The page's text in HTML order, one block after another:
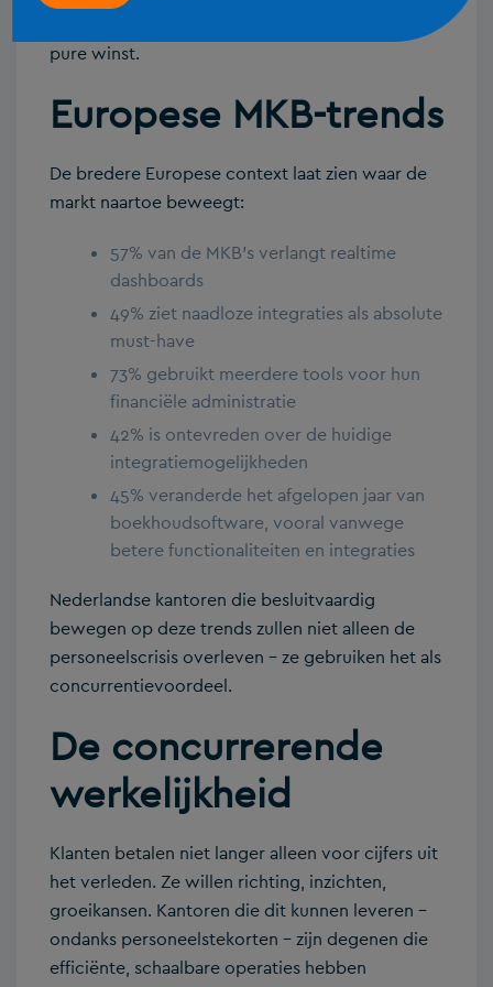
en je verbetert kwaliteit terwijl je tijd bespaart –
pure winst.
Europese MKB-trends
De bredere Europese context laat zien waar de
markt naartoe beweegt:
57% van de MKB’s verlangt realtime
dashboards
49% ziet naadloze integraties als absolute
must-have
73% gebruikt meerdere tools voor hun
financiële administratie
42% is ontevreden over de huidige
integratiemogelijkheden
45% veranderde het afgelopen jaar van
boekhoudsoftware, vooral vanwege
betere functionaliteiten en integraties
Nederlandse kantoren die besluitvaardig
bewegen op deze trends zullen niet alleen de
personeelscrisis overleven – ze gebruiken het als
concurrentievoordeel.
De concurrerende
werkelijkheid
Klanten betalen niet langer alleen voor cijfers uit
het verleden. Ze willen richting, inzichten,
groeikansen. Kantoren die dit kunnen leveren –
ondanks personeelstekorten – zijn degenen die
efficiënte, schaalbare operaties hebben